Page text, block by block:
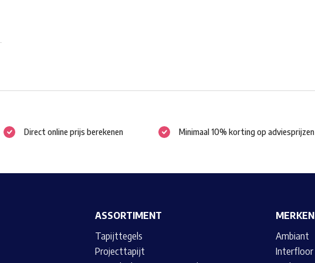
Direct online prijs berekenen Minimaal 10% korting op adviesprijzen
ASSORTIMENT
Tapijttegels
Projecttapijt
MERKEN
Ambiant
Interfloor